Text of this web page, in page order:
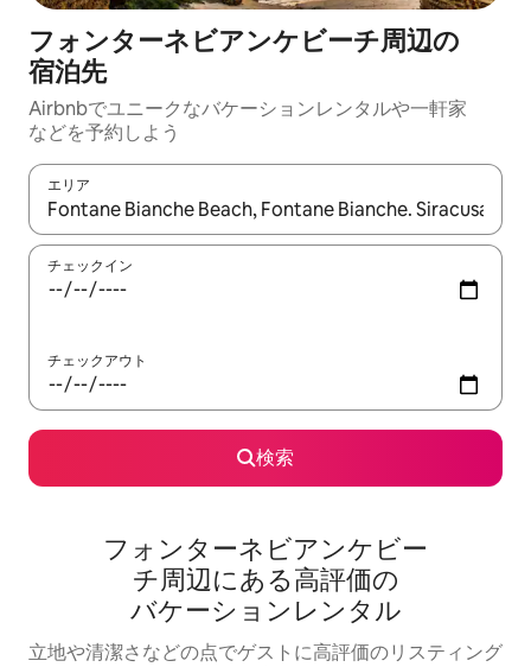
フォンターネビアンケビーチ⁠周⁠辺⁠の
宿⁠泊⁠先
Airbnbでユニークなバ⁠ケ⁠ー⁠シ⁠ョ⁠ンレ⁠ン⁠タ⁠ルや一⁠軒⁠家
な⁠ど⁠を予⁠約⁠し⁠よ⁠う
エリア
検索結果が表示されたら、上下の矢印キーを使って移動するか
チェックイン
チェックアウト
検索
フォンターネビアンケビー
チ⁠周⁠辺⁠に⁠あ⁠る高⁠評⁠価⁠の
バ⁠ケ⁠ー⁠シ⁠ョ⁠ン⁠レ⁠ン⁠タ⁠ル
立地や清潔さなどの点でゲストに高評価のリスティング